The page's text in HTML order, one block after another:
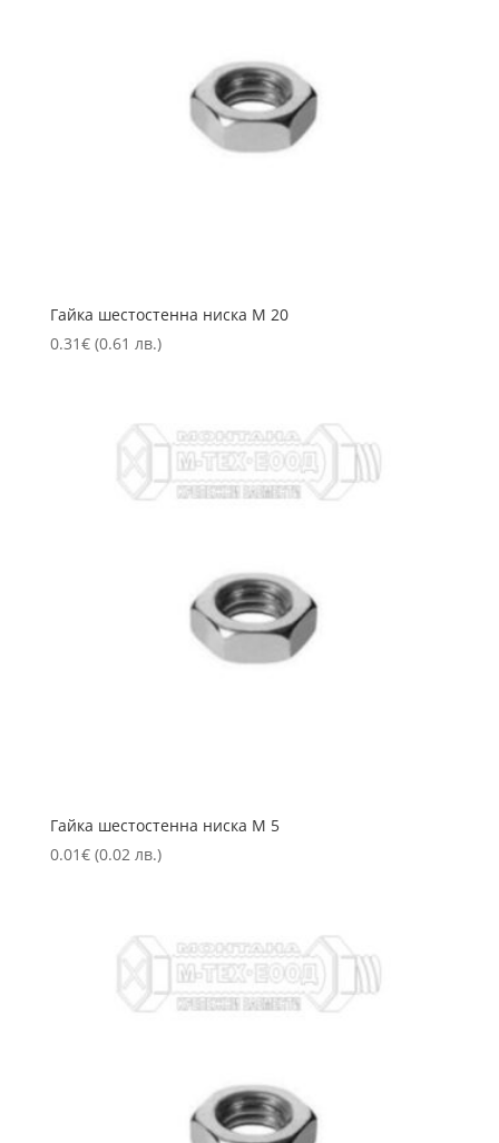
Гайка шестостенна ниска М 20
0.31€ (0.61 лв.)
Гайка шестостенна ниска М 5
0.01€ (0.02 лв.)